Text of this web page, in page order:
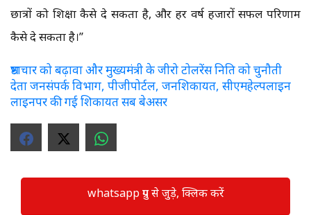
छात्रों को शिक्षा कैसे दे सकता है, और हर वर्ष हजारों सफल परिणाम
कैसे दे सकता है।’’
भ्रष्टाचार को बढ़ावा और मुख्यमंत्री के जीरो टोलरेंस निति को चुनौती
देता जनसंपर्क विभाग, पीजीपोर्टल, जनशिकायत, सीएमहेल्पलाइन
लाइनपर की गई शिकायत सब बेअसर
whatsapp ग्रुप से जुड़े, क्लिक करें